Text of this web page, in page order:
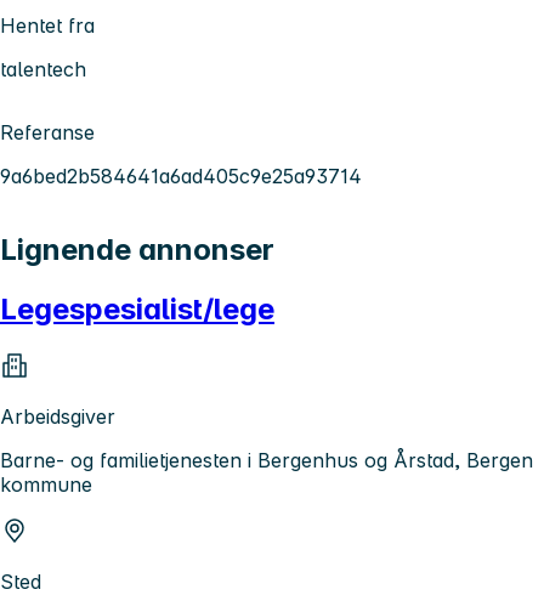
Hentet fra
talentech
Referanse
9a6bed2b584641a6ad405c9e25a93714
Lignende annonser
Legespesialist/lege
Arbeidsgiver
Barne- og familietjenesten i Bergenhus og Årstad, Bergen
kommune
Sted